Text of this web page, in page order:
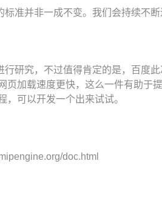
准并非一成不变。我们会持续不断
行研究，不过值得肯定的是，百度
页加载速度更快，这么一件有助于
，可以开发一个出来试试。
doc.html